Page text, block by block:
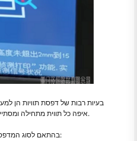
בעיות רבות של דפסת תוויות הן
איפה כל תווית מתחילה ומסתיימת. הוא עושה זאת באמצעות חיישנים.
בהתאם לסוג המדפסת והמדיה, המדפסת עשויה להשתמש: